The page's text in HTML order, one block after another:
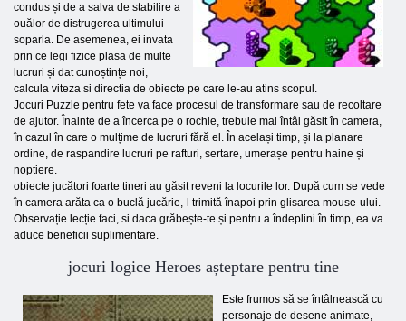
condus și de a salva de stabilire a
ouălor de distrugerea ultimului
soparla. De asemenea, ei invata
prin ce legi fizice plasa de multe
lucruri și dat cunoștințe noi,
calcula viteza si directia de obiecte pe care le-au atins scopul.
Jocuri Puzzle pentru fete va face procesul de transformare sau de recoltare
de ajutor. Înainte de a încerca pe o rochie, trebuie mai întâi găsit în camera,
în cazul în care o mulțime de lucruri fără el. În același timp, și la planare
ordine, de raspandire lucruri pe rafturi, sertare, umerașe pentru haine și
noptiere.
obiecte jucători foarte tineri au găsit reveni la locurile lor. După cum se vede
în camera arăta ca o buclă jucărie,-l trimită înapoi prin glisarea mouse-ului.
Observație lecție faci, si daca grăbește-te și pentru a îndeplini în timp, ea va
aduce beneficii suplimentare.
jocuri logice Heroes așteptare pentru tine
Este frumos să se întâlnească cu
personaje de desene animate,